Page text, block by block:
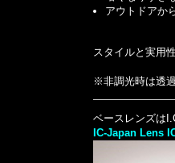
アウトドアか
スタイルと実用
※非調光時は透
ベースレンズは
IC-Japan Lens